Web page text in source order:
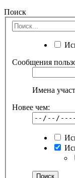
Поиск
Сообщения
Имена
Новее чем: